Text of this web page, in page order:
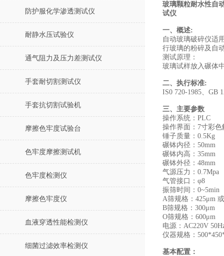
防护服化学渗透测试仪
耐静水压试验仪
通气阻力及压力差测试仪
手套耐切割测试仪
手套抗切割试验机
摩擦色牢度试验台
色牢度摩擦测试机
色牢度检测仪
摩擦色牢度仪
血液穿透性能检测仪
细菌过滤效率检测仪
玻璃颗粒耐水性自
试仪
一、概述:
自动玻璃破碎仪适
行玻璃的粉碎及自
测试原理：
玻璃试样放入碾体
二、执行标准:
IS0 720-1985、GB
三、主要参数
操作系统：PLC
操作界面：7寸彩色
锤子质量：0.5Kg
碾钵内径：50mm
碾钵内高：35mm
碾钵外径：48mm
气源压力：0.7Mpa
气管接口：φ8
振筛时间：0~5min
A筛规格：425μm
B筛规格：300μm
O筛规格：600μm
电源：AC220V
仪器规格：
基本配置：